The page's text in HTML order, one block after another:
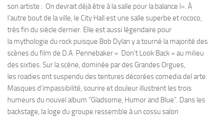
son artiste : On devrait déjà être à la salle pour la balance l». À
l’autre bout de la ville, le City Hall est une salle superbe et rococo,
très fin du siècle dernier. Elle est aussi légendaire pour
la mythologie du rock puisque Bob Dylan y a tourné la majorité des
scènes du film de D.A. Pennebaker « Don’t Look Back » au milieu
des sixties. Sur la scène, dominée par des Grandes Orgues,
les roadies ont suspendu des tentures décorées comedia del arte.
Masques d’impassibilité, sourire et douleur illustrent les trois
humeurs du nouvel album “Gladsome, Humor and Blue”. Dans les
backstage, la loge du groupe ressemble à un cossu salon